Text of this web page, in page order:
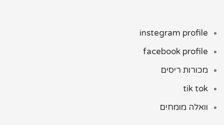
instegram profile
facebook profile
מכורות ריסים
tik tok
וואלה מומחים